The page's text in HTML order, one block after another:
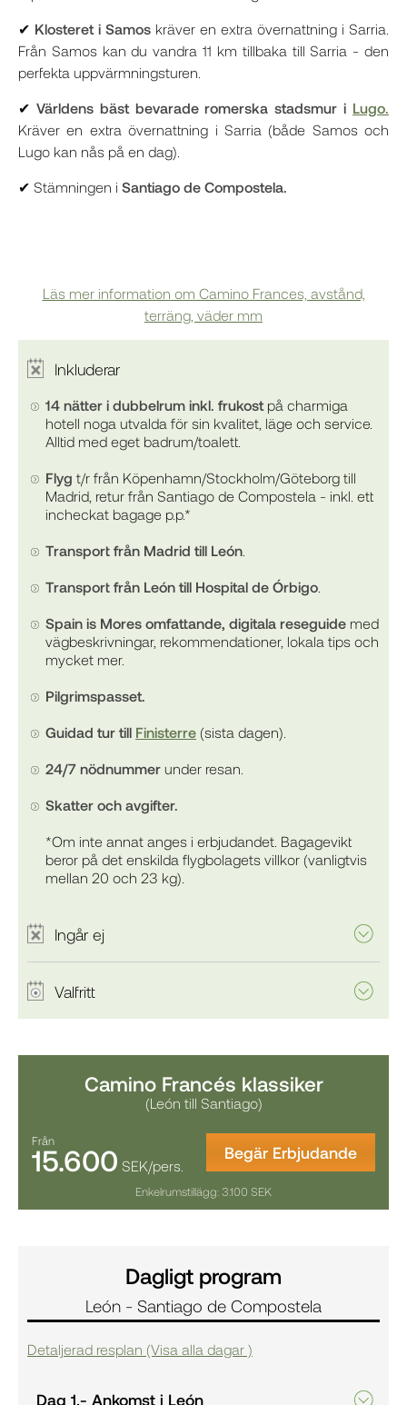
✔ Klosteret i Samos kräver en extra övernattning i Sarria.
Från Samos kan du vandra 11 km tillbaka till Sarria - den
perfekta uppvärmningsturen.
✔ Världens bäst bevarade romerska stadsmur i Lugo.
Kräver en extra övernattning i Sarria (både Samos och
Lugo kan nås på en dag).
✔ Stämningen i Santiago de Compostela.
Läs mer information om Camino Frances, avstånd,
terräng, väder mm
Inkluderar
14 nätter i dubbelrum inkl. frukostpå charmiga
hotell noga utvalda för sin kvalitet, läge och service.
Alltid med eget badrum/toalett.
Flyg t/r från Köpenhamn/Stockholm/Göteborg till
Madrid, retur från Santiago de Compostela - inkl. ett
incheckat bagage p.p.*
Transport från Madrid till León
Transport från León till Hospital de Órbigo
Spain is Mores omfattande, digitala reseguide med
vägbeskrivningar, rekommendationer, lokala tips och
mycket mer.
Pilgrimspasset.
Guidad tur till Finisterre (sista dagen).
24/7 nödnummer under resan.
Skatter och avgifter.
*Om inte annat anges i erbjudandet. Bagagevikt
beror på det enskilda flygbolagets villkor (vanligtvis
mellan 20 och 23 kg).
Ingår ej
Valfritt
Camino Francés klassiker
(León till Santiago)
Från
15.600 SEK/pers.
Begär Erbjudande
Enkelrumstillägg: 3.100 SEK
Dagligt program
León - Santiago de Compostela
Detaljerad resplan (Visa alla dagar )
Dag 1.- Ankomst i León